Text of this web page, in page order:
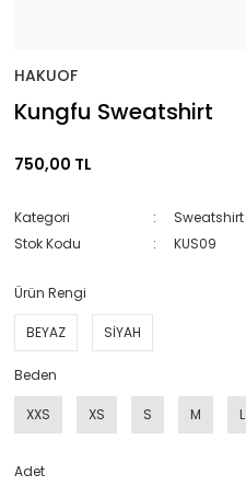
HAKUOF
Kungfu Sweatshirt
750,00 TL
Kategori
Sweatshirt
Stok Kodu
KUS09
Ürün Rengi
BEYAZ SİYAH
Beden
XXS XS S M L
Adet